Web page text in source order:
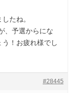
たね。
、予選からにな
！お疲れ様でし
#28445